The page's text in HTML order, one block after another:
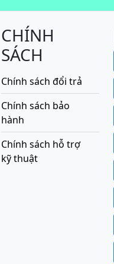
CHÍNH
SÁCH
Chính sách đổi trả
Chính sách bảo
hành
Chính sách hỗ trợ
kỹ thuật